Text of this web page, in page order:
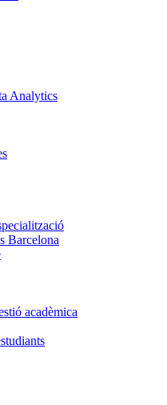
Analytics
Barcelona
acadèmica